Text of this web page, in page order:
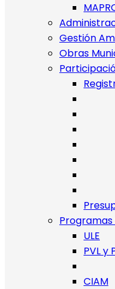
Gestión
Obras
Programas
ULE
PVL y
CIAM